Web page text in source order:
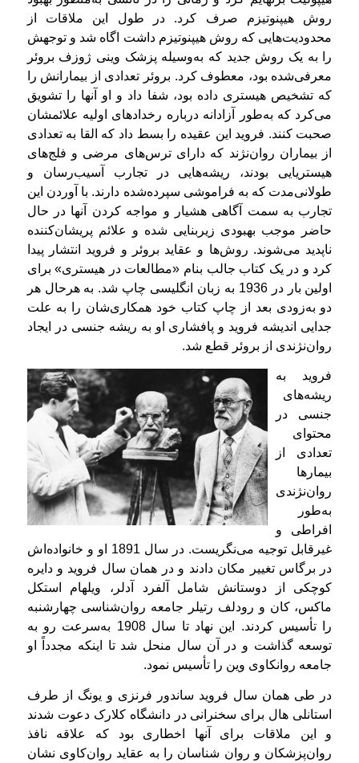
روش هیپنوتیزم صرف کرد. در طول این ملاقات از
محدودیت‌هایی که روش هیپنوتیزم داشت اگاه شد و توجهش
را به یک روش جدید که به‌وسیله پزشک وینی ژوزف بروئر
معرفی‌شده بود، معطوف کرد. بروئر تعدادی از بیمارانش را
که تشخیص هیستری داده بود، شفا داد و او آنها را تشویق
می‌کرد که به‌طور آزادانه درباره‌ رخدادهای اولیه علائمشان
صحبت کنند. فروید این عقیده را بسط داد که القا به تعدادی
از بیماران روان‌نژند که دارای ترس‌های مرضی و فلج‌های
هیستریایی بودند، ریشه‌هایی در تجارب آسیب‌رسان و
طولانی‌مدت که به فراموشی سپرده‌شده دارند. با آوردن این
تجارب به سمت آگاهی هشیار و مواجه کردن آنها در حال
حاضر موجب بهبودی زیربنایی شده و علائم پریشان‌کننده
ناپدید می‌شوند. روش‌ها و عقاید بروئر و فروید انتشار پیدا
کرد و در یک کتاب جالب بنام «مطالعات در هیستری» برای
اولین بار در 1936 به زبان انگلیسی چاپ شد. به‌ هرحال هر
دو به‌زودی بعد از چاپ کتاب خود همکاری‌شان را به علت
جدایی اندیشه فروید و پافشاری او به ریشه جنسی در ایجاد
روان‌نژندی از بروئر قطع شد.
فروید به
ریشه‌های
جنسی در
محتوای
تعدادی از
بیمارها
روان‌نژندی
به‌طور
افراطی و
غیرقابل‌ توجیه می‌نگریست. در سال 1891 او و خانواده‌اش
در برگاس تغییر مکان دادند و در همان سال فروید و دایره
کوچکی از دوستانش شامل آلفرد آدلر، ویلهام استکل
ماکس، کان و رودلف رتیلر جامعه‌ روان‌شناسی چهارشنبه
را تأسیس کردند. این نهاد تا سال 1908 به‌سرعت رو به
توسعه گذاشت و در آن سال منحل شد تا اینکه مجدداً او
جامعه روانکاوی وین را تأسیس نمود.
در طی همان سال فروید ساندور فرنزی و یونگ از طرف
استانلی هال برای سخنرانی در دانشگاه کلارک دعوت شدند
و این ملاقات برای آنها اخطاری بود که علاقه نافذ
روان‌پزشکان و روان شناسان را به عقاید روان‌کاوی نشان